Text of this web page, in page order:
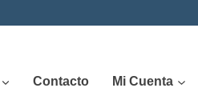
Contacto Mi Cuenta